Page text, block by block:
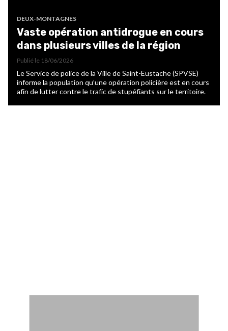
DEUX-MONTAGNES
Vaste opération antidrogue en cours
dans plusieurs villes de la région
Publié le 18/06/2026
Le Service de police de la Ville de Saint-Eustache (SPVSE)
informe la population qu’une opération policière est en cours
afin de lutter contre le trafic de stupéfiants sur le territoire.